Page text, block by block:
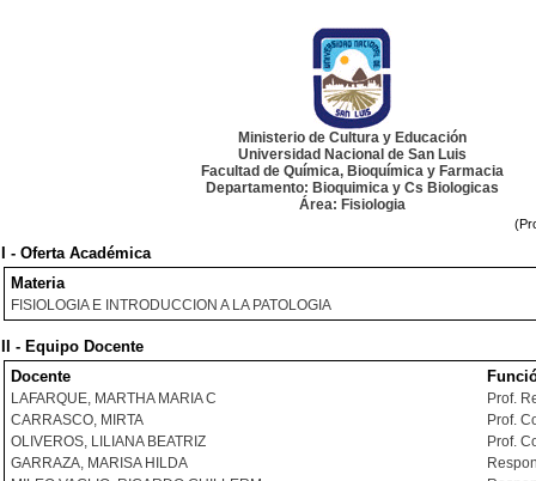
Ministerio de Cultura y Educación
Universidad Nacional de San Luis
Facultad de Química, Bioquímica y Farmacia
Departamento: Bioquimica y Cs Biologicas
Área: Fisiologia
I - Oferta Académica
Materia
FISIOLOGIA E INTRODUCCION A LA PATOLOGIA
II - Equipo Docente
Docente
LAFARQUE, MARTHA MARIA C
Prof.
CARRASCO, MIRTA
Prof.
OLIVEROS, LILIANA BEATRIZ
Prof.
GARRAZA, MARISA HILDA